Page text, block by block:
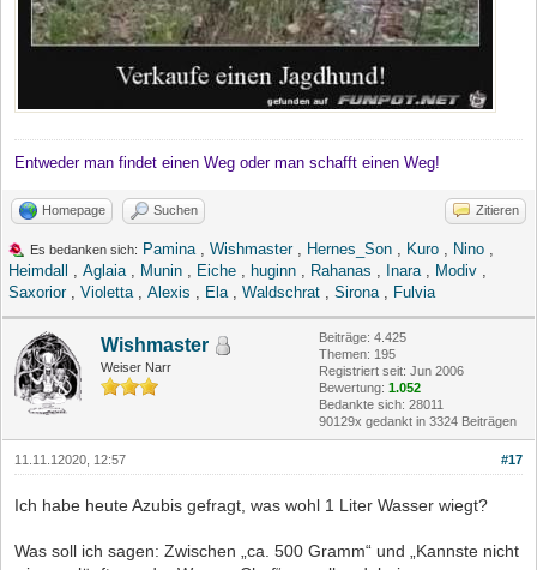
Entweder man findet einen Weg oder man schafft einen Weg!
Homepage Suchen Zitieren
Es bedanken sich: Pamina, Wishmaster, Hernes_Son , Kuro , Nino ,
Heimdall
, Aglaia, Munin , Eiche , huginn , Rahanas , Inara, Modiv ,
Saxorior, Violetta, Alexis , Ela, Waldschrat , Sirona, Fulvia
Wishmaster
Weiser Narr
Beiträge: 4.425
Themen: 195
Registriert seit: Jun 2006
Bewertung: 1.052
Bedankte sich: 28011
90129x gedankt in 3324 Beiträgen
#17
11.11.12020, 12:57
Ich habe heute Azubis gefragt, was wohl 1 Liter Wasser wiegt?
Was soll ich sagen: Zwischen „ca. 500 Gramm“ und „Kannste nicht